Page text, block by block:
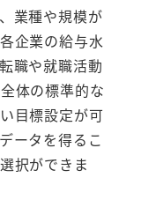
業種や規模が
企業の給与水
職や就職活動
体の標準的な
目標設定が可
ータを得るこ
択ができま